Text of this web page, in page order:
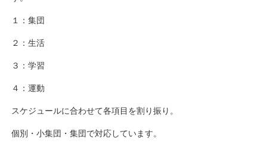
１：集団
２：生活
３：学習
４：運動
スケジュールに合わせて各項目を割り振り。
個別・小集団・集団で対応しています。